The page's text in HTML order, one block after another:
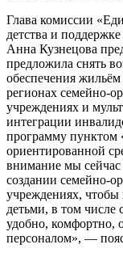
Глава комиссии
детства и
Анна Кузнецова
предложила снять
обеспечения
регионах семейно-
учреждениях и
интеграции
программу пунктом
ориентированной
внимание мы сейчас
создании семейно-
учреждениях, чтобы
детьми, в том
удобно, комфортно,
персоналом», —